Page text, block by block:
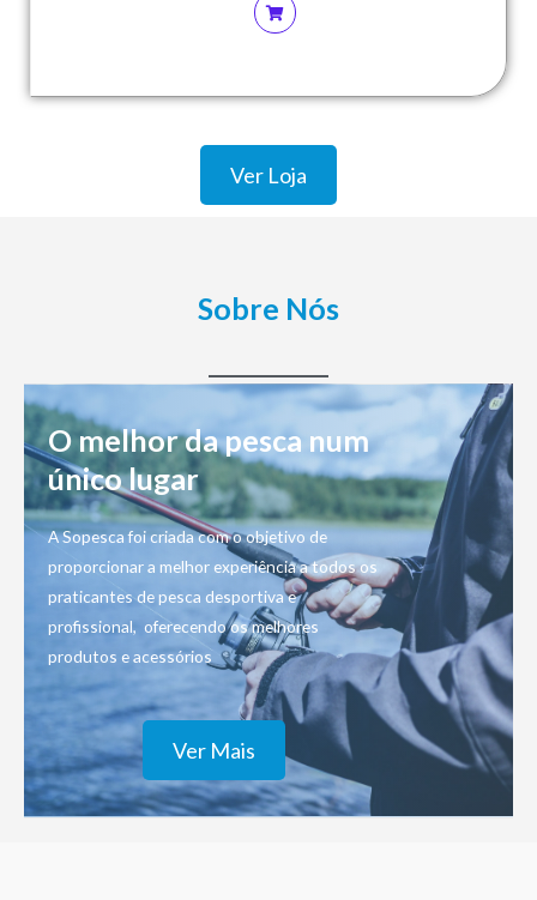
Ver Loja
Sobre Nós
O melhor da pesca num
único lugar
A Sopesca foi criada com o objetivo de
proporcionar a melhor experiência a todos os
praticantes de pesca desportiva e
profissional, oferecendo os melhores
produtos e acessórios
Ver Mais